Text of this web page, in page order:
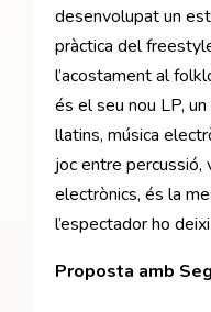
desenvolupat un
pràctica del
l’acostament al
és el seu nou LP,
llatins, música
joc entre percussió,
electrònics, és la
l’espectador ho
Proposta amb